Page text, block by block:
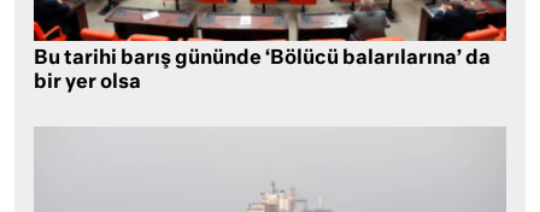
Bu tarihi barış gününde ‘Bölücü balarılarına’ da
bir yer olsa